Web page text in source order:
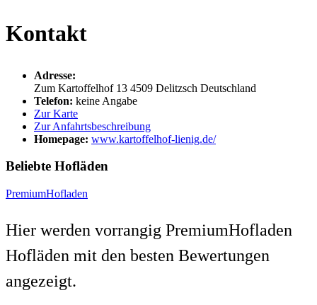
Kontakt
Adresse:
Zum Kartoffelhof 13 4509 Delitzsch Deutschland
Telefon: keine Angabe
Zur Karte
Zur Anfahrtsbeschreibung
Homepage: www.kartoffelhof-lienig.de/
Beliebte Hofläden
PremiumHofladen
Hier werden vorrangig PremiumHofladen
Hofläden mit den besten Bewertungen
angezeigt.